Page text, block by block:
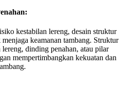
kestabilan lereng, desain struktur
keamanan tambang. Struktur
lereng, dinding penahan, atau pilar
mempertimbangkan kekuatan dan